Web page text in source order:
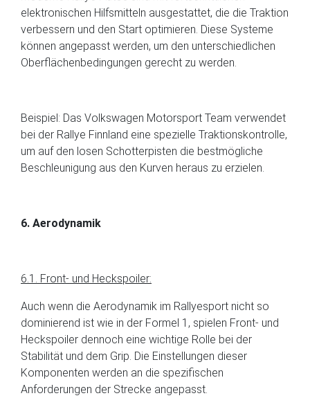
elektronischen Hilfsmitteln ausgestattet, die die Traktion
verbessern und den Start optimieren. Diese Systeme
können angepasst werden, um den unterschiedlichen
Oberflächenbedingungen gerecht zu werden.
Beispiel: Das Volkswagen Motorsport Team verwendet
bei der Rallye Finnland eine spezielle Traktionskontrolle,
um auf den losen Schotterpisten die bestmögliche
Beschleunigung aus den Kurven heraus zu erzielen.
6. Aerodynamik
6.1. Front- und Heckspoiler:
Auch wenn die Aerodynamik im Rallyesport nicht so
dominierend ist wie in der Formel 1, spielen Front- und
Heckspoiler dennoch eine wichtige Rolle bei der
Stabilität und dem Grip. Die Einstellungen dieser
Komponenten werden an die spezifischen
Anforderungen der Strecke angepasst.